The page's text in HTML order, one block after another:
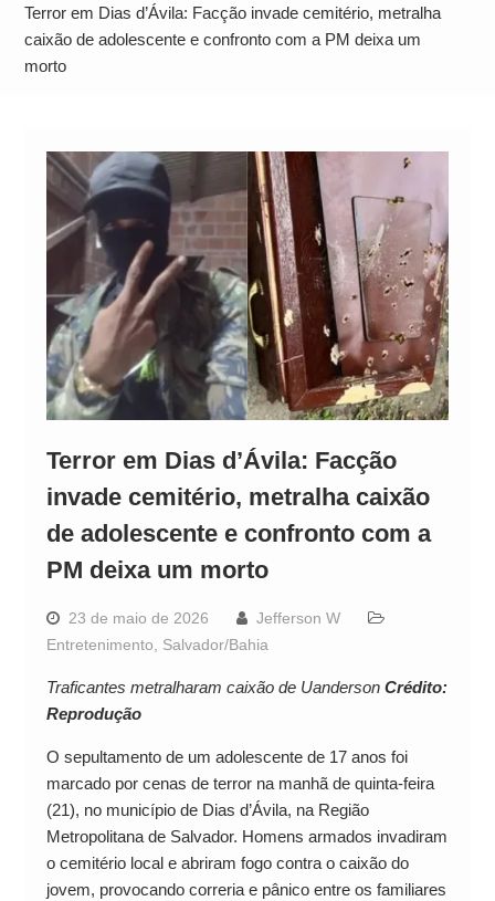
Alto
Terror em Dias d’Ávila: Facção invade cemitério, metralha
caixão de adolescente e confronto com a PM deixa um
morto
Terror em Dias d’Ávila: Facção
invade cemitério, metralha caixão
de adolescente e confronto com a
PM deixa um morto
23 de maio de 2026
Jefferson W
Entretenimento
Salvador/Bahia
Traficantes metralharam caixão de Uanderson Crédito:
Reprodução
O sepultamento de um adolescente de 17 anos foi
marcado por cenas de terror na manhã de quinta-feira
(21), no município de Dias d’Ávila, na Região
Metropolitana de Salvador. Homens armados invadiram
o cemitério local e abriram fogo contra o caixão do
jovem, provocando correria e pânico entre os familiares